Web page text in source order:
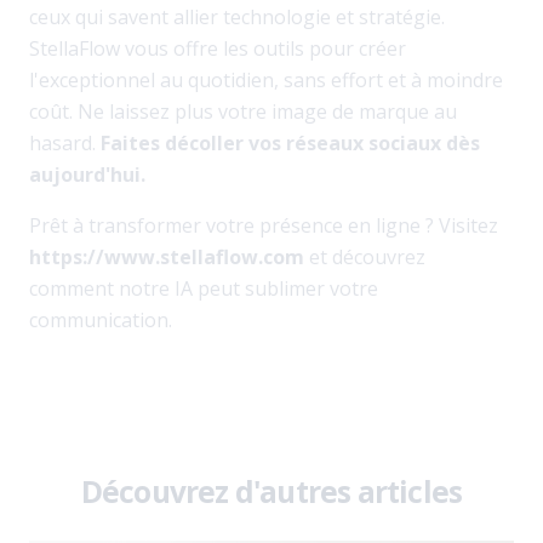
ceux qui savent allier technologie et stratégie.
StellaFlow vous offre les outils pour créer
l'exceptionnel au quotidien, sans effort et à moindre
coût. Ne laissez plus votre image de marque au
hasard. Faites décoller vos réseaux sociaux dès
aujourd'hui.
Prêt à transformer votre présence en ligne ? Visitez
https://www.stellaflow.com et découvrez
comment notre IA peut sublimer votre
communication.
Découvrez d'autres articles